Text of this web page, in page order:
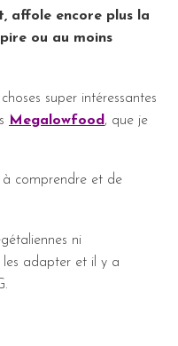
affole encore plus la
ou au moins
super intéressantes
Megalowfood , que je
à comprendre et de
ni
les adapter et il y a